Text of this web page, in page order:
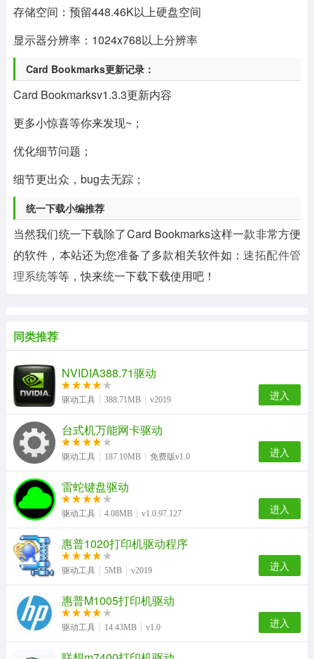
存储空间：预留448.46K以上硬盘空间
显示器分辨率：1024x768以上分辨率
Card Bookmarks更新记录：
Card Bookmarksv1.3.3更新内容
更多小惊喜等你来发现~；
优化细节问题；
细节更出众，bug去无踪；
统一下载小编推荐
当然我们统一下载除了Card Bookmarks这样一款非常方便
的软件，本站还为您准备了多款相关软件如：速拓配件管
理系统等等，快来统一下载下载使用吧！
同类推荐
NVIDIA388.71驱动
驱动工具 388.71MB v2019 进入
台式机万能网卡驱动
驱动工具 187.10MB 免费版v1.0 进入
雷蛇键盘驱动
驱动工具 4.08MB v1.0.97.127 进入
惠普1020打印机驱动程序
驱动工具 5MB v2019 进入
惠普M1005打印机驱动
驱动工具 14.43MB v1.0 进入